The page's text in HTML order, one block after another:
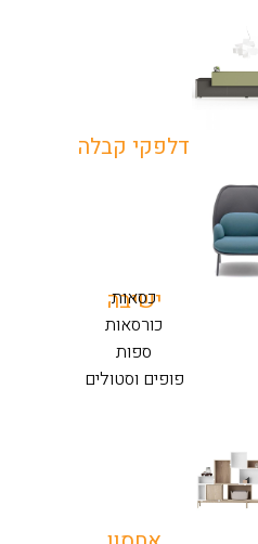
דלפקי קבלה
ישיבה
כסאות
כורסאות
ספות
פופים וסטולים